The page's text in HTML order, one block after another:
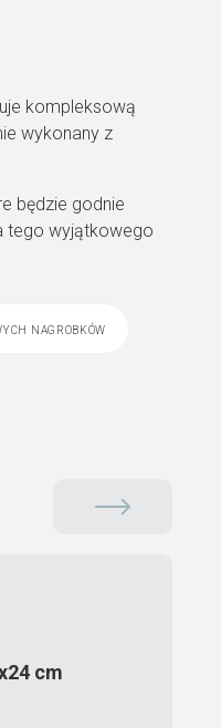
kompleksową
wykonany z
będzie godnie
tego wyjątkowego
nagrobków
cm